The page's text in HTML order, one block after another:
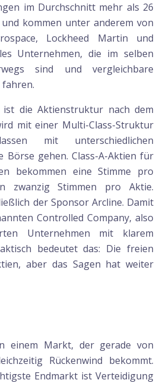
im Durchschnitt mehr als 26
kommen unter anderem von
Lockheed Martin und
Unternehmen, die im selben
sind und vergleichbare
die Aktienstruktur nach dem
mit einer Multi-Class-Struktur
mit unterschiedlichen
Börse gehen. Class-A-Aktien für
bekommen eine Stimme pro
zwanzig Stimmen pro Aktie.
der Sponsor Arcline. Damit
Controlled Company, also
Unternehmen mit klarem
bedeutet das: Die freien
aber das Sagen hat weiter
einem Markt, der gerade von
Rückenwind bekommt.
Endmarkt ist Verteidigung